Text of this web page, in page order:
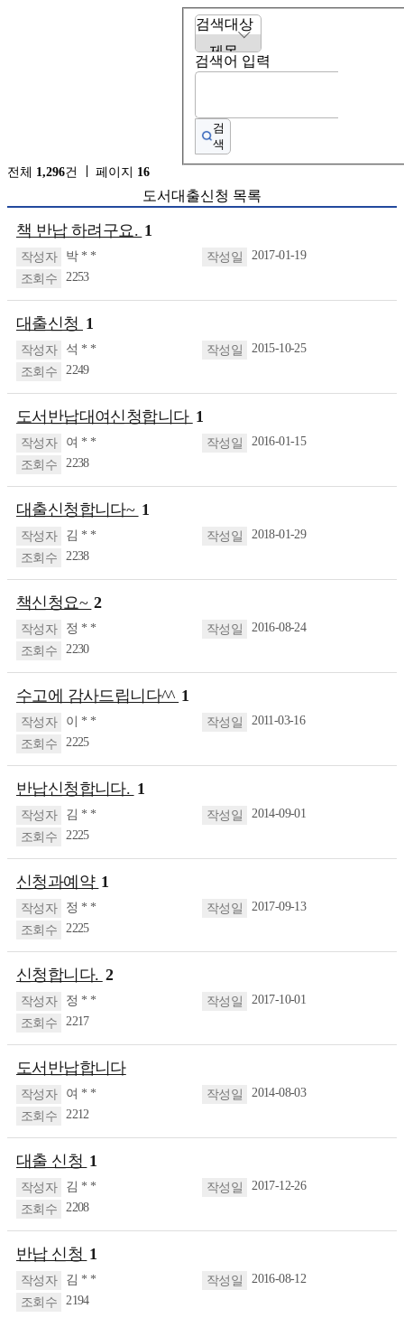
전체 1,296건 페이지 16
검색대상
검색어 입력
검
색
도서대출신청 목록
책 반납 하려구요. 1
박 * *
2017-01-19
2253
대출신청 1
석 * *
2015-10-25
2249
도서반납대여신청합니다 1
여 * *
2016-01-15
2238
대출신청합니다~ 1
김 * *
2018-01-29
2238
책신청요~ 2
정 * *
2016-08-24
2230
수고에 감사드립니다^^ 1
이 * *
2011-03-16
2225
반납신청합니다. 1
김 * *
2014-09-01
2225
신청과예약 1
정 * *
2017-09-13
2225
신청합니다. 2
정 * *
2017-10-01
2217
도서반납합니다
여 * *
2014-08-03
2212
대출 신청 1
김 * *
2017-12-26
2208
반납 신청 1
김 * *
2016-08-12
2194